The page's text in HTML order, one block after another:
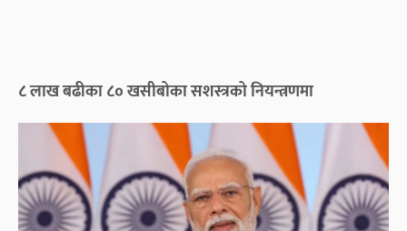
८ लाख बढीका ८० खसीबोका सशस्त्रको नियन्त्रणमा